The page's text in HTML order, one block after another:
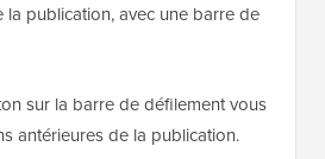
la publication, avec une barre de
sur la barre de défilement vous
antérieures de la publication.